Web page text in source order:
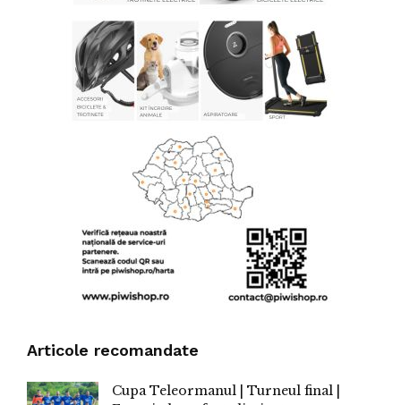
Articole recomandate
Cupa Teleormanul | Turneul final |